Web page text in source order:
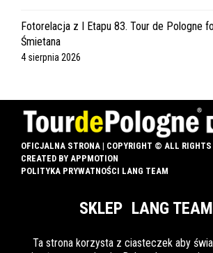
Fotorelacja z I Etapu 83. Tour de Pologne
Śmietana
4 sierpnia 2026
OFICJALNA STRONA | COPYRIGHT © ALL RIGHTS
CREATED BY APPMOTION
POLITYKA PRYWATNOŚCI LANG TEAM
SKLEP LANG TEAM
Ta strona korzysta z ciasteczek aby